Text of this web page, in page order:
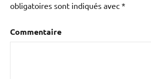
obligatoires sont indiqués avec *
Commentaire